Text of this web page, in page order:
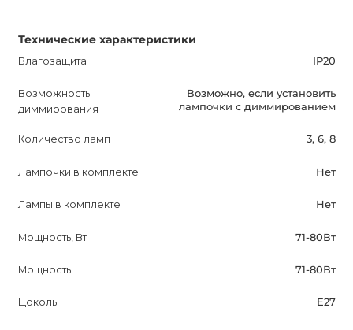
Технические характеристики
Влагозащита IP20
Возможность
диммирования
Возможно, если установить
лампочки с диммированием
Количество ламп 3, 6, 8
Лампочки в комплекте Нет
Лампы в комплекте Нет
Мощность, Вт 71-80Вт
Мощность: 71-80Вт
Цоколь E27